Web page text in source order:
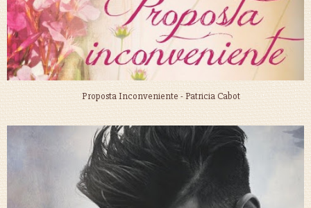
Proposta Inconveniente - Patricia Cabot